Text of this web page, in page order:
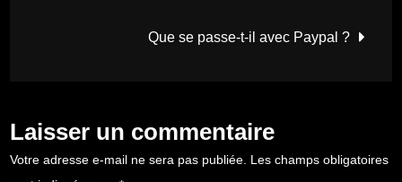
l’articleQue se passe-t-il avec Paypal ?
Laisser un commentaire
Votre adresse e-mail ne sera pas publiée. Les champs obligatoires